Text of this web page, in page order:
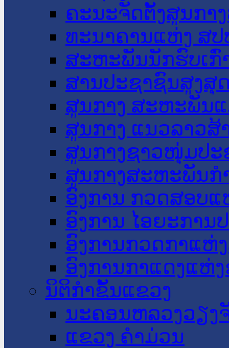
ຄະນະຈັດຕັ້ງສູນກາ
ທະນາຄານແຫ່ງ ສປ
ສະຫະພັນນັກຮົບເກົ່
ສານປະຊາຊົນສູງສຸ
ສູນກາງ ສະຫະພັນ
ສູນກາງ ແນວລາວສ້
ສູນກາງຊາວໜຸ່ມປະ
ສູນກາງສະຫະພັນກ
ອົງການ ກວດສອບແ
ອົງການ ໄອຍະການ
ອົງການກວດກາແຫ່
ອົງການກາແດງແຫ່
ນິຕິກໍາຂັ້ນແຂວງ
ນະ​ຄອນ​ຫລວງວຽງ
ແຂວງ ຄໍາມ່ວນ